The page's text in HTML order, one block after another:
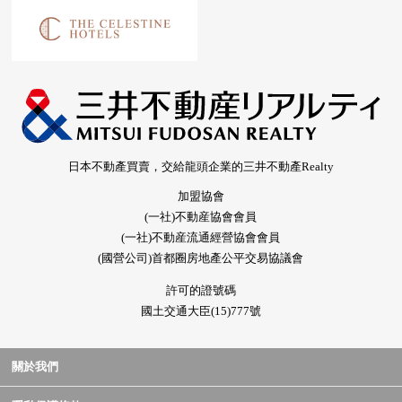
日本不動產買賣，交給龍頭企業的三井不動產Realty
加盟協會
(一社)不動産協會會員
(一社)不動産流通經營協會會員
(國營公司)首都圈房地產公平交易協議會
許可的證號碼
國土交通大臣(15)777號
關於我們